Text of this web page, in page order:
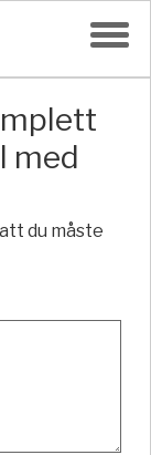
med
du måste